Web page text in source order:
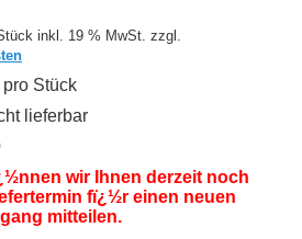
inkl. 19 % MwSt. zzgl.
Stück
lieferbar
wir Ihnen derzeit noch
fï¿½r einen neuen
mitteilen.